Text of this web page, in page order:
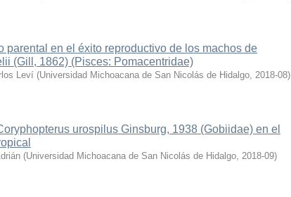
parental en el éxito reproductivo de los machos de
(Gill, 1862) (Pisces: Pomacentridae)
Leví (Universidad Michoacana de San Nicolás de Hidalgo, 2018-08)
urospilus Ginsburg, 1938 (Gobiidae) en el
(Universidad Michoacana de San Nicolás de Hidalgo, 2018-09)